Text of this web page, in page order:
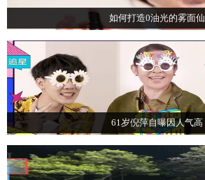
如何打造0油光的雾面仙
61岁倪萍自曝因人气高